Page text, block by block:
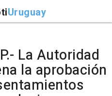
Uruguay
La Autoridad
la aprobación